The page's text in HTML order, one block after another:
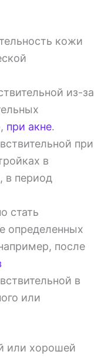
кожи
из-за
при акне.
при
в
в период
стать
определенных
после
в
или
или хорошей